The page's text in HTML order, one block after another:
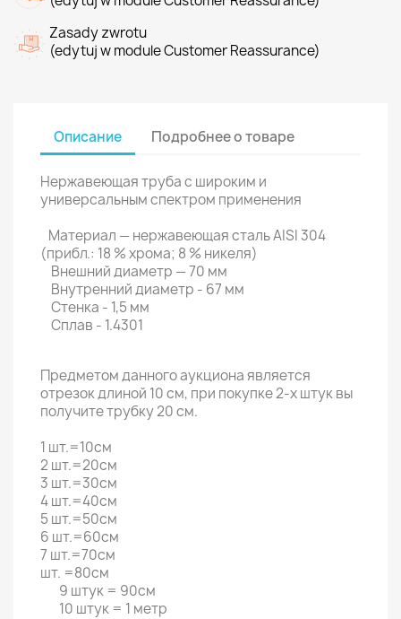
Zasady zwrotu
(edytuj w module Customer Reassurance)
Описание Подробнее о товаре
Нержавеющая труба с широким и
универсальным спектром применения
Материал — нержавеющая сталь AISI 304
(прибл.: 18 % хрома; 8 % никеля)
Внешний диаметр — 70 мм
Внутренний диаметр - 67 мм
Стенка - 1,5 мм
Сплав - 1.4301
Предметом данного аукциона является
отрезок длиной 10 см, при покупке 2-х штук вы
получите трубку 20 см.
1 шт.=10см
2 шт.=20см
3 шт.=30см
4 шт.=40см
5 шт.=50см
6 шт.=60см
7 шт.=70см
шт. =80см
9 штук = 90см
10 штук = 1 метр